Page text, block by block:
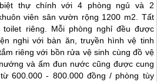
thự chính với 4 phòng ngủ và 2
viên sân vườn rộng 1200 m2. Tất
riêng. Mỗi phòng nghỉ đều được
nghi với bàn ăn, truyền hình vệ tinh
riêng với bồn rửa vệ sinh cùng đồ vệ
và ấm đun nước cũng được cung
600.000 - 800.000 đồng / phòng tùy